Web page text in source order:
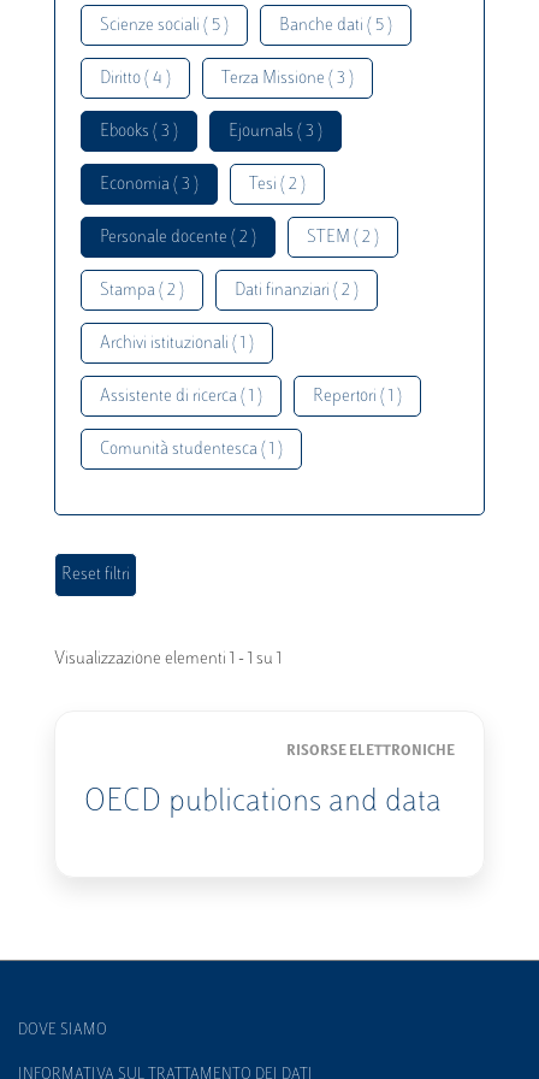
Scienze sociali ( 5 ) Banche dati ( 5 )
Diritto ( 4 ) Terza Missione ( 3 )
Ebooks ( 3 ) Ejournals ( 3 )
Economia ( 3 ) Tesi ( 2 )
Personale docente ( 2 ) STEM ( 2 )
Stampa ( 2 ) Dati finanziari ( 2 )
Archivi istituzionali ( 1 )
Assistente di ricerca ( 1 ) Repertori ( 1 )
Comunità studentesca ( 1 )
Visualizzazione elementi 1 - 1 su 1
RISORSE ELETTRONICHE
OECD publications and data
DOVE SIAMO
INFORMATIVA SUL TRATTAMENTO DEI DATI